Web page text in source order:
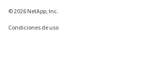
© 2026 NetApp, Inc.
Condiciones de uso